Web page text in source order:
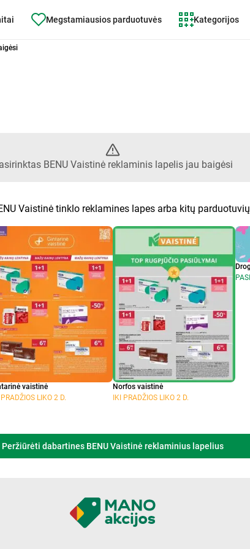
Megstamiausios parduotuvės Kategorijos
lapelis BENU Vaistinė
BENU Vaistinė reklaminis lapelis jau baigėsi
Vaistinė tinklo reklamines lapes arba kitų
vaistinė
PRADŽIOS LIKO 2 D.
Norfos vaistinė
IKI PRADŽIOS LIKO 2 D.
Peržiūrėti dabartines BENU Vaistinė reklaminius lapelius